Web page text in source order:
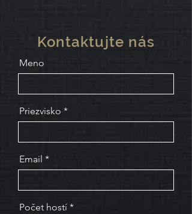
Kontaktujte nás
Meno
Priezvisko
Email
Počet hostí